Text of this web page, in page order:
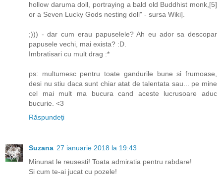
hollow daruma doll, portraying a bald old Buddhist monk,[5]
or a Seven Lucky Gods nesting doll" - sursa Wiki].
;))) - dar cum erau papuselele? Ah eu ador sa descopar
papusele vechi, mai exista? :D.
Imbratisari cu mult drag :*
ps: multumesc pentru toate gandurile bune si frumoase,
desi nu stiu daca sunt chiar atat de talentata sau... pe mine
cel mai mult ma bucura cand aceste lucrusoare aduc
bucurie. <3
Răspundeți
Suzana 27 ianuarie 2018 la 19:43
Minunat le reusesti! Toata admiratia pentru rabdare!
Si cum te-ai jucat cu pozele!